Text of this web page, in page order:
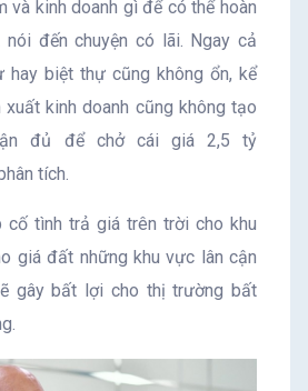
và kinh doanh gì để có thể hoàn
đến chuyện có lãi. Ngay cả
hay biệt thự cũng không ổn, kể
kinh doanh cũng không tạo
đủ để chở cái giá 2,5 tỷ
tích.
cố tình trả giá trên trời cho khu
giá đất những khu vực lân cận
gây bất lợi cho thị trường bất